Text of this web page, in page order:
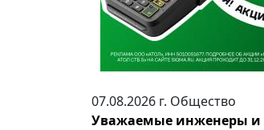
07.08.2026 г. Общество
Уважаемые инженеры и